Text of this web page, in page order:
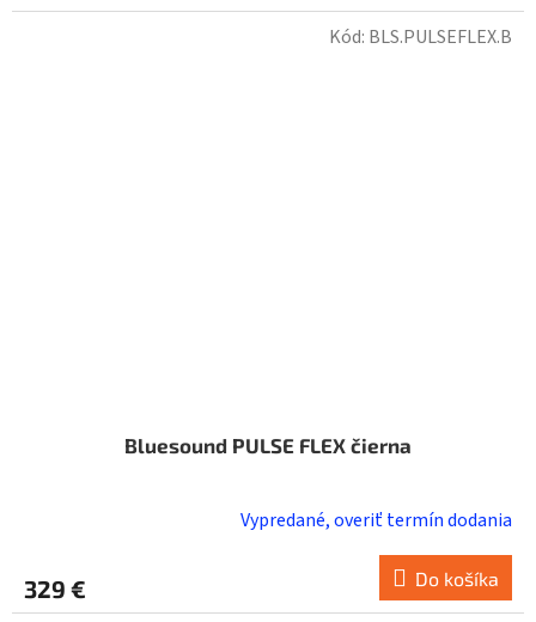
Bluesound PULSE FLEX čierna
Vypredané, overiť termín dodania
329 € Do košíka
Kód: BLS.PULSEFLEX.B